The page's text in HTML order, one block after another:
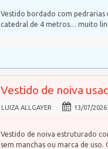
Vestido bordado com
catedral de 4 metros… muito
Vestido de noiva
LUIZA ALLGAYER 13/07/2026
Vestido de noiva estruturado
sem manchas ou marca de uso.